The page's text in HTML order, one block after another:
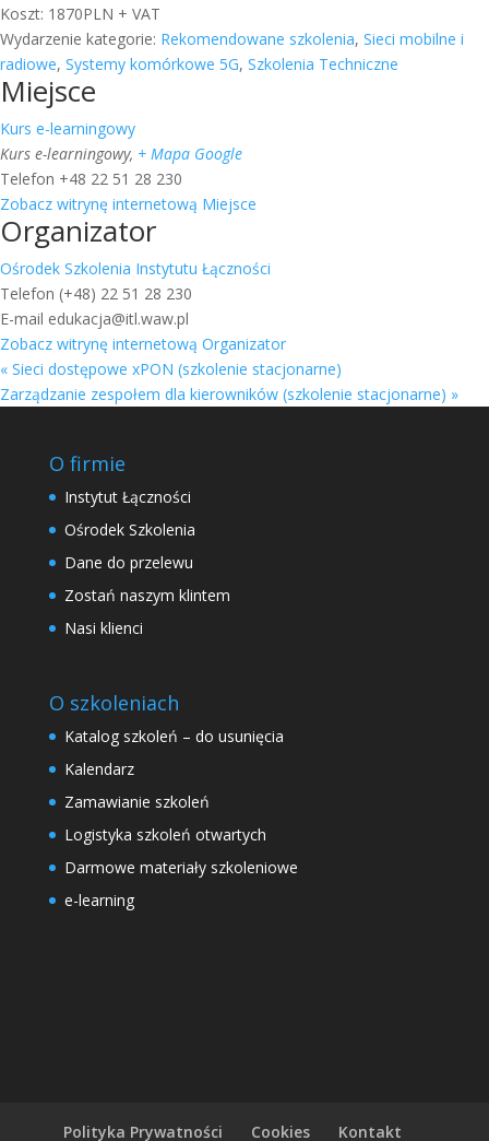
Koszt: 1870PLN + VAT
Wydarzenie kategorie: Rekomendowane szkolenia, Sieci mobilne i
radiowe, Systemy komórkowe 5G, Szkolenia Techniczne
Miejsce
Kurs e-learningowy
Kurs e-learningowy, + Mapa Google
Telefon +48 22 51 28 230
Zobacz witrynę internetową Miejsce
Organizator
Ośrodek Szkolenia Instytutu Łączności
Telefon (+48) 22 51 28 230
E-mail edukacja@itl.waw.pl
Zobacz witrynę internetową Organizator
« Sieci dostępowe xPON (szkolenie stacjonarne)
Zarządzanie zespołem dla kierowników (szkolenie stacjonarne) »
O firmie
Instytut Łączności
Ośrodek Szkolenia
Dane do przelewu
Zostań naszym klintem
Nasi klienci
O szkoleniach
Katalog szkoleń – do usunięcia
Kalendarz
Zamawianie szkoleń
Logistyka szkoleń otwartych
Darmowe materiały szkoleniowe
e-learning
Polityka Prywatności Cookies Kontakt